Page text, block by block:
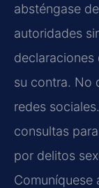
absténgase
autoridades
declaraciones
su contra. No
redes
consultas
por delitos
Comuníquese